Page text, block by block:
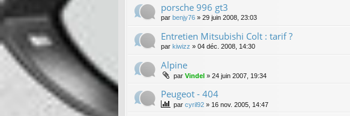
porsche 996 gt3
par benjy76 » 29 juin 2008, 23:03
Entretien Mitsubishi Colt : tarif ?
par kiwizz » 04 déc. 2008, 14:30
Alpine
par Vindel » 24 juin 2007, 19:34
Peugeot - 404
par cyril92 » 16 nov. 2005, 14:47